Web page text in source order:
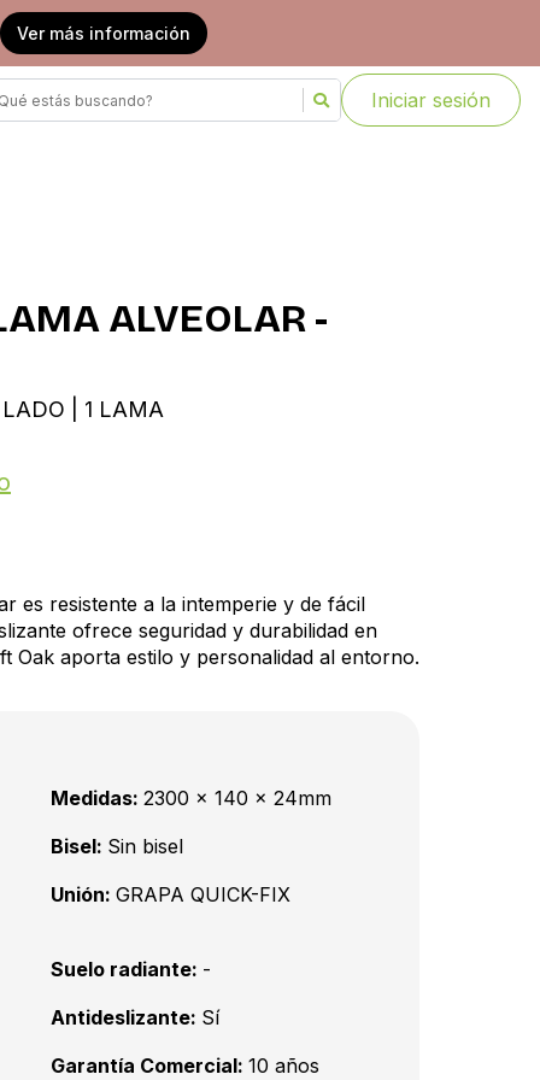
Ver más información
Iniciar sesión
ALVEOLAR -
| 1 LAMA
es resistente a la intemperie y de fácil
ofrece seguridad y durabilidad en
Oak aporta estilo y personalidad al entorno.
Medidas: 2300 x 140 x 24mm
Bisel: Sin bisel
Unión: GRAPA QUICK-FIX
Suelo radiante: -
Antideslizante: Sí
Garantía Comercial: 10 años